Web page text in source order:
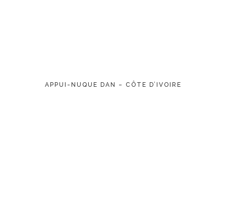
APPUI-NUQUE DAN – CÔTE D’IVOIRE